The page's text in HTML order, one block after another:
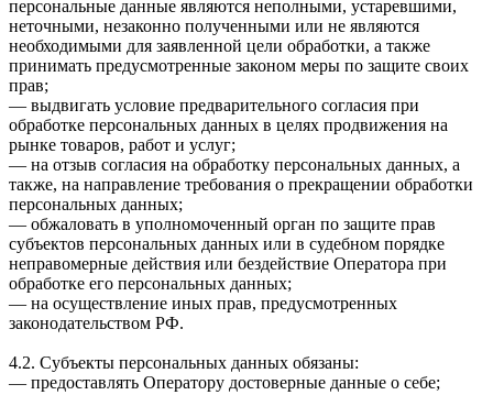
персональные данные являются неполными, устаревшими,
неточными, незаконно полученными или не являются
необходимыми для заявленной цели обработки, а также
принимать предусмотренные законом меры по защите своих
прав;
— выдвигать условие предварительного согласия при
обработке персональных данных в целях продвижения на
рынке товаров, работ и услуг;
— на отзыв согласия на обработку персональных данных, а
также, на направление требования о прекращении обработки
персональных данных;
— обжаловать в уполномоченный орган по защите прав
субъектов персональных данных или в судебном порядке
неправомерные действия или бездействие Оператора при
обработке его персональных данных;
— на осуществление иных прав, предусмотренных
законодательством РФ.
4.2. Субъекты персональных данных обязаны:
— предоставлять Оператору достоверные данные о себе;